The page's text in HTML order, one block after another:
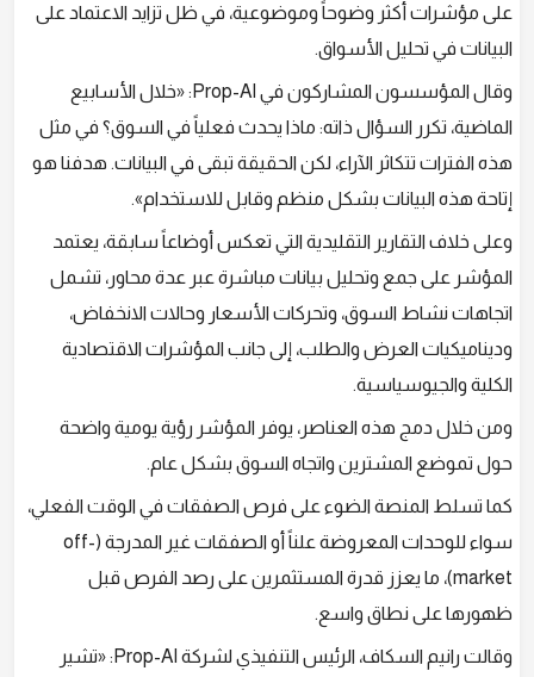
على مؤشرات أكثر وضوحاً وموضوعية، في ظل تزايد الاعتماد على
البيانات في تحليل الأسواق.
وقال المؤسسون المشاركون في Prop-AI: «خلال الأسابيع
الماضية، تكرر السؤال ذاته: ماذا يحدث فعلياً في السوق؟ في مثل
هذه الفترات تتكاثر الآراء، لكن الحقيقة تبقى في البيانات. هدفنا هو
إتاحة هذه البيانات بشكل منظم وقابل للاستخدام».
وعلى خلاف التقارير التقليدية التي تعكس أوضاعاً سابقة، يعتمد
المؤشر على جمع وتحليل بيانات مباشرة عبر عدة محاور، تشمل
اتجاهات نشاط السوق، وتحركات الأسعار وحالات الانخفاض،
وديناميكيات العرض والطلب، إلى جانب المؤشرات الاقتصادية
الكلية والجيوسياسية.
ومن خلال دمج هذه العناصر، يوفر المؤشر رؤية يومية واضحة
حول تموضع المشترين واتجاه السوق بشكل عام.
كما تسلط المنصة الضوء على فرص الصفقات في الوقت الفعلي،
سواء للوحدات المعروضة علناً أو الصفقات غير المدرجة (off-
market)، ما يعزز قدرة المستثمرين على رصد الفرص قبل
ظهورها على نطاق واسع.
وقالت رانيم السكاف، الرئيس التنفيذي لشركة Prop-AI: «تشير